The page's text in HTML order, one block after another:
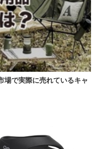
場で実際に売れているキャ